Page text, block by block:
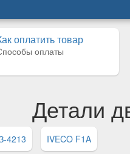
оплатить товар
оплаты
Детали
4213 IVECO F1A